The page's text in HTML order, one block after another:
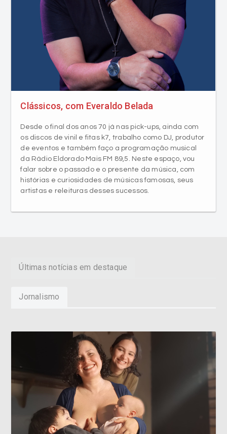
Clássicos, com Everaldo Belada
Desde o final dos anos 70 já nas pick-ups, ainda com
os discos de vinil e fitas k7, trabalho como DJ, produtor
de eventos e também faço a programação musical
da Rádio Eldorado Mais FM 89,5. Neste espaço, vou
falar sobre o passado e o presente da música, com
histórias e curiosidades de músicas famosas, seus
artistas e releituras desses sucessos.
Últimas notícias em destaque
Jornalismo